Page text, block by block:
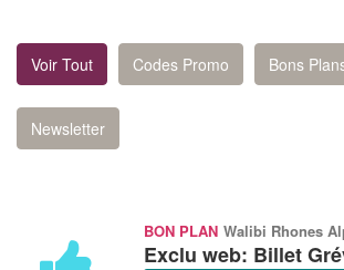
Voir Tout Codes Promo Bons
Newsletter
BON PLAN Walibi Rhones
Exclu web: Billet